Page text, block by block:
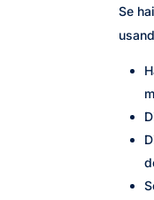
Se